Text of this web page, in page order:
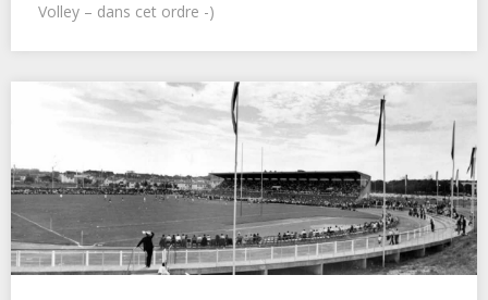
Volley – dans cet ordre -)